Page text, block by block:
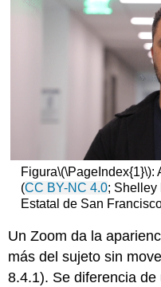
Figura\(\PageIndex{1}\):
(CC BY-NC 4.0; Shelley
Estatal de San
Un Zoom da la
más del sujeto sin
8.4.1). Se diferencia